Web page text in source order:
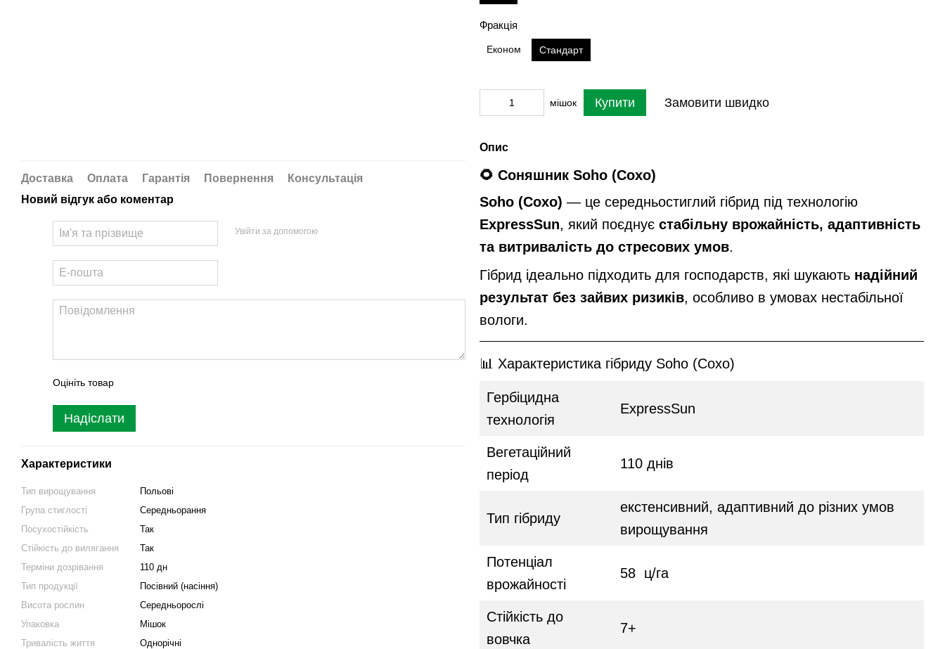
Доставка Оплата Гарантія Повернення
Консультація
Новий відгук або коментар
Увійти за допомогою
Оцініть товар
Надіслати
Характеристики
Тип вирощування
Польові
Група стиглості
Середньорання
Посухостійкість
Так
Стійкість до вилягання
Так
Терміни дозрівання
110 дн
Тип продукції
Посівний (насіння)
Висота рослин
Середньорослі
Упаковка
Мішок
Тривалість життя
Однорічні
Фракція
Економ Стандарт
мішок Купити Замовити швидко
Опис
🌻 Соняшник Soho (Сохо)
Soho (Сохо) — це середньостиглий гібрид під технологію
ExpressSun, який поєднує стабільну врожайність, адаптивність
та витривалість до стресових умов.
Гібрид ідеально підходить для господарств, які шукають надійний
результат без зайвих ризиків, особливо в умовах нестабільної
вологи.
📊 Характеристика гібриду Soho (Сохо)
Гербіцидна
технологія
ExpressSun
Вегетаційний
період
110 днів
Тип гібриду
екстенсивний, адаптивний до різних умов
вирощування
Потенціал
врожайності
58 ц/га
Стійкість до
вовчка
7+